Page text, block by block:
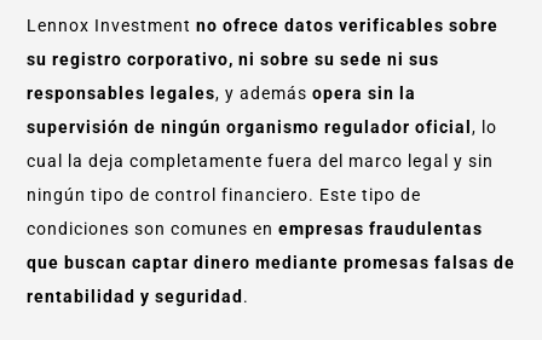
Lennox Investment no ofrece datos verificables sobre
su registro corporativo, ni sobre su sede ni sus
responsables legales, y además opera sin la
supervisión de ningún organismo regulador oficial , lo
cual la deja completamente fuera del marco legal y sin
ningún tipo de control financiero. Este tipo de
condiciones son comunes en empresas fraudulentas
que buscan captar dinero mediante promesas falsas de
rentabilidad y seguridad .